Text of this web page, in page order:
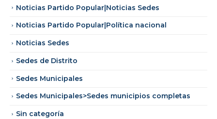
Noticias Partido Popular|Noticias Sedes
Noticias Partido Popular|Política nacional
Noticias Sedes
Sedes de Distrito
Sedes Municipales
Sedes Municipales>Sedes municipios completas
Sin categoría